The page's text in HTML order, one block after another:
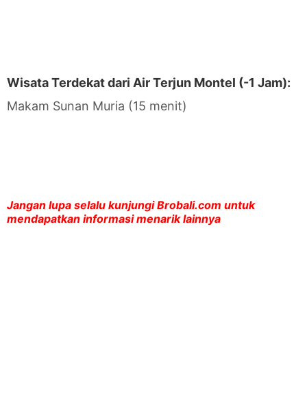
Wisata Terdekat dari Air Terjun Montel (-1 Jam):
Makam Sunan Muria (15 menit)
Jangan lupa selalu kunjungi Brobali.com untuk
mendapatkan informasi menarik lainnya